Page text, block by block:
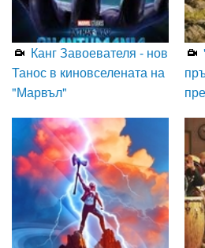
Канг Завоевателя - нов
Танос в киновселената на
"Марвъл"